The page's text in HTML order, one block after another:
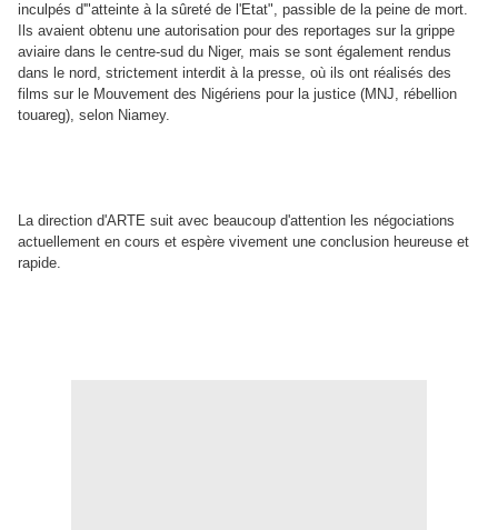
inculpés d'"atteinte à la sûreté de l'Etat", passible de la peine de mort.
Ils avaient obtenu une autorisation pour des reportages sur la grippe
aviaire dans le centre-sud du Niger, mais se sont également rendus
dans le nord, strictement interdit à la presse, où ils ont réalisés des
films sur le Mouvement des Nigériens pour la justice (MNJ, rébellion
touareg), selon Niamey.
La direction d'ARTE suit avec beaucoup d'attention les négociations
actuellement en cours et espère vivement une conclusion heureuse et
rapide.